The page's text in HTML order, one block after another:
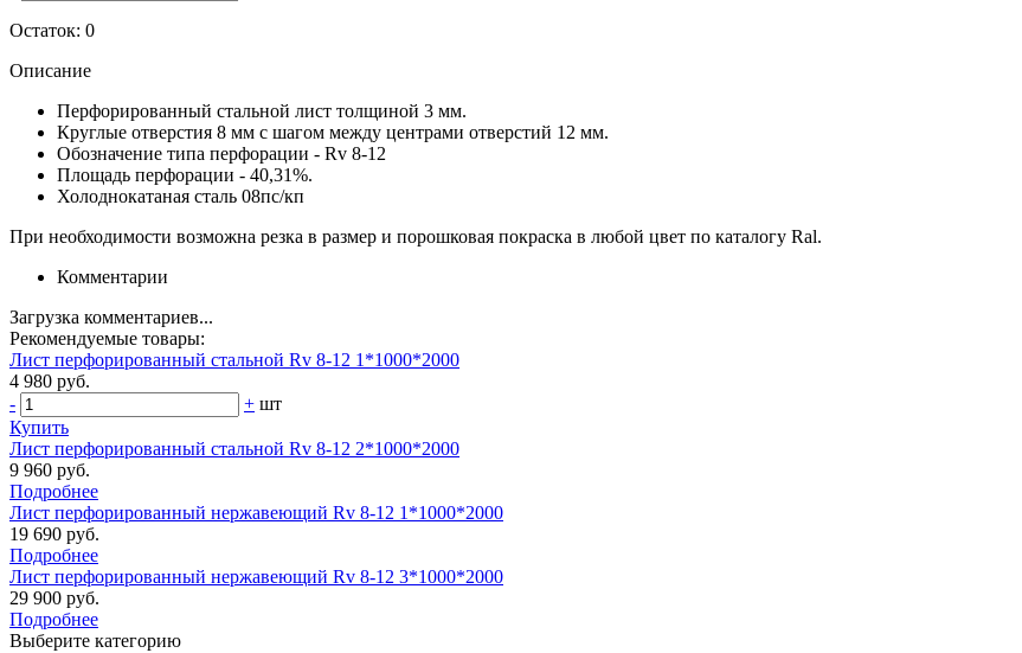
Остаток: 0
Описание
Перфорированный стальной лист толщиной 3 мм.
Круглые отверстия 8 мм с шагом между центрами отверстий 12 мм.
Обозначение типа перфорации - Rv 8-12
Площадь перфорации - 40,31%.
Холоднокатаная сталь 08пс/кп
При необходимости возможна резка в размер и порошковая покраска в любой цвет по каталогу Ral.
Комментарии
Загрузка комментариев...
Рекомендуемые товары:
Лист перфорированный стальной Rv 8-12 1*1000*2000
4 980 руб.
-
+ шт
Купить
Лист перфорированный стальной Rv 8-12 2*1000*2000
9 960 руб.
Подробнее
Лист перфорированный нержавеющий Rv 8-12 1*1000*2000
19 690 руб.
Подробнее
Лист перфорированный нержавеющий Rv 8-12 3*1000*2000
29 900 руб.
Подробнее
Выберите категорию